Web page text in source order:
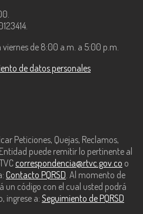
viernes de 8:00 a.m. a 5:00 p.m.
de datos personales
Peticiones, Quejas, Reclamos,
puede remitir lo pertinente al
correspondencia@rtvc.gov.co o
Contacto PQRSD. Al momento de
un código con el cual usted podrá
ingrese a: Seguimiento de PQRSD